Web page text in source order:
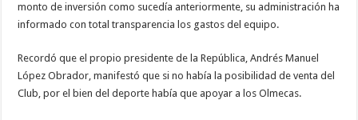
monto de inversión como sucedía anteriormente, su administración ha
informado con total transparencia los gastos del equipo.
Recordó que el propio presidente de la República, Andrés Manuel
López Obrador, manifestó que si no había la posibilidad de venta del
Club, por el bien del deporte había que apoyar a los Olmecas.